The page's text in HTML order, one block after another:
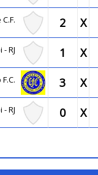
2 X
- RJ 1 X
3 X
- RJ 0 X